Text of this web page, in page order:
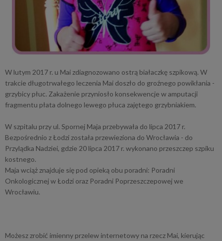
W lutym 2017 r. u Mai zdiagnozowano ostrą białaczkę szpikową. W
trakcie długotrwałego leczenia Mai doszło do groźnego powikłania -
grzybicy płuc. Zakażenie przyniosło konsekwencje w amputacji
fragmentu płata dolnego lewego płuca zajętego grzybniakiem.
W szpitalu przy ul. Spornej Maja przebywała do lipca 2017 r.
Bezpośrednio z Łodzi została przewieziona do Wrocławia - do
Przylądka Nadziei, gdzie 20 lipca 2017 r. wykonano przeszczep szpiku
kostnego.
Maja wciąż znajduje się pod opieką obu poradni: Poradni
Onkologicznej w Łodzi oraz Poradni Poprzeszczepowej we
Wrocławiu.
Możesz zrobić imienny przelew internetowy na rzecz Mai, kierując